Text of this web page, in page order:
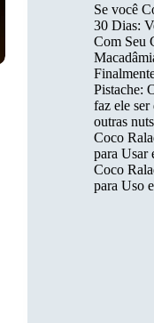
Se você
30 Dias:
Com Seu
Pistache:
faz ele ser
outras nuts
Coco
para Usar
Coco
para Uso